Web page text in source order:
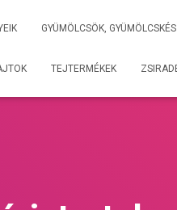
GYÜMÖLCSÖK,
TEJTERMÉKEK